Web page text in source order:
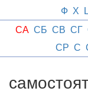
Ф Х
СА СБ СВ СГ
СР С